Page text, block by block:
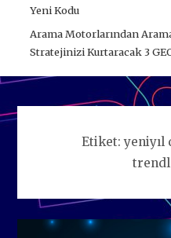
Yeni Kodu
Arama Motorlarından
Stratejinizi Kurtaracak 3
Etiket:yeniyıl